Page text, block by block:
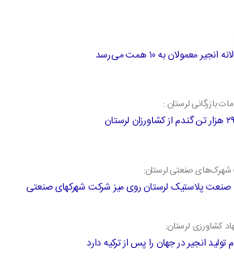
معمولان به ۱۰ همت می‌رسد
بازرگانی لرستان :
صنعتی لرستان:
پلاستیک لرستان روی میز شرکت شهرکهای صنعتی
کشاورزی لرستان:
تولید انجیر در جهان را پس از ترکیه دارد